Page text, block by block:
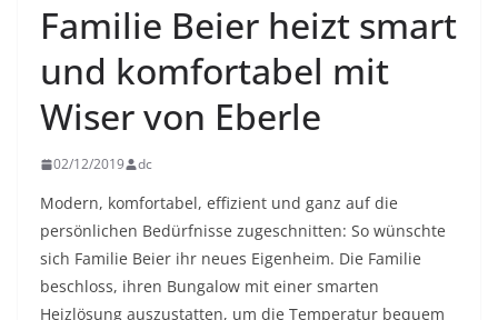
Familie Beier heizt smart
und komfortabel mit
Wiser von Eberle
02/12/2019 dc
Modern, komfortabel, effizient und ganz auf die
persönlichen Bedürfnisse zugeschnitten: So wünschte
sich Familie Beier ihr neues Eigenheim. Die Familie
beschloss, ihren Bungalow mit einer smarten
Heizlösung auszustatten, um die Temperatur bequem